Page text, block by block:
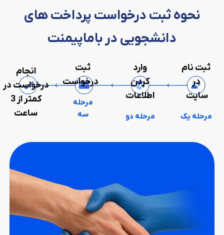
نحوه ثبت درخواست پرداخت های
دانشجویی در باماپیمنت
ثبت نام
در
سایت
مرحله یک
وارد
کردن
اطلاعات
مرحله دو
ثبت
درخواست
مرحله
سه
انجام
درخواست در
کمتر از 3
ساعت